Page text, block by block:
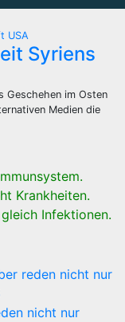
USA
Syriens
Geschehen im Osten
Medien die
Krankheiten.
Infektionen.
reden nicht nur
nicht nur